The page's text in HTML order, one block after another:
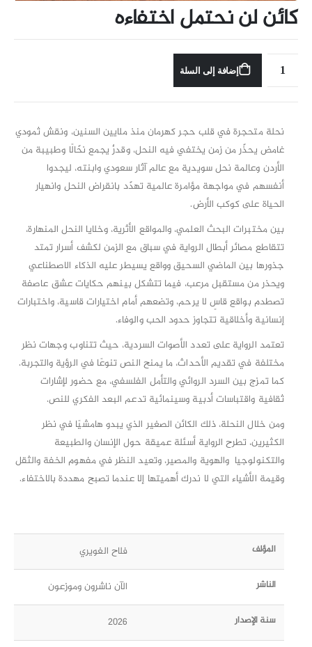
كائن لن نحتمل اختفاءه
إضافة إلى السلة
نحلة متحجرة في قلب حجر كهرمان منذ ملايين السنين، ونقش ثمودي
غامض يحذّر من زمن يختفي فيه النحل، وقدرٌ يجمع نحّالًا وطبيبة من
الأردن وعالمة نحل سويدية مع عالم آثار سعودي وابنته، ليجدوا
أنفسهم في مواجهة مؤامرة عالمية تهدّد بانقراض النحل وانهيار
الحياة على كوكب الأرض.
بين مختبرات البحث العلمي، والمواقع الأثرية، وخلايا النحل المنهارة،
تتقاطع مصائر أبطال الرواية في سباق مع الزمن لكشف أسرار تمتد
جذورها بين الماضي السحيق وواقع يسيطر عليه الذكاء الاصطناعي
ويحذر من مستقبل مرعب، فيما تتشكل بينهم حكايات عشق عاصفة
تصطدم بواقع قاسٍ لا يرحم، وتضعهم أمام اختيارات قاسية، واختبارات
إنسانية وأخلاقية تتجاوز حدود الحب والوفاء.
تعتمد الرواية على تعدد الأصوات السردية، حيث تتناوب وجهات نظر
مختلفة في تقديم الأحداث، ما يمنح النص تنوعًا في الرؤية والتجربة.
كما تمزج بين السرد الروائي والتأمل الفلسفي، مع حضور لإشارات
ثقافية واقتباسات أدبية وسينمائية تدعم البعد الفكري للنص.
ومن خلال النحلة، ذلك الكائن الصغير الذي يبدو هامشيًا في نظر
الكثيرين، تطرح الرواية أسئلة عميقة حول الإنسان والطبيعة
والتكنولوجيا والهوية والمصير، وتعيد النظر في مفهوم الخفة والثقل
وقيمة الأشياء التي لا ندرك أهميتها إلا عندما تصبح مهددة بالاختفاء.
المؤلف فلاح الغويري
الناشر الآن ناشرون وموزعون
سنة الإصدار 2026